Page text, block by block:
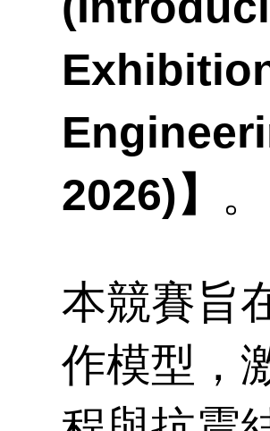
2026)】 。
本競賽旨
作模型，